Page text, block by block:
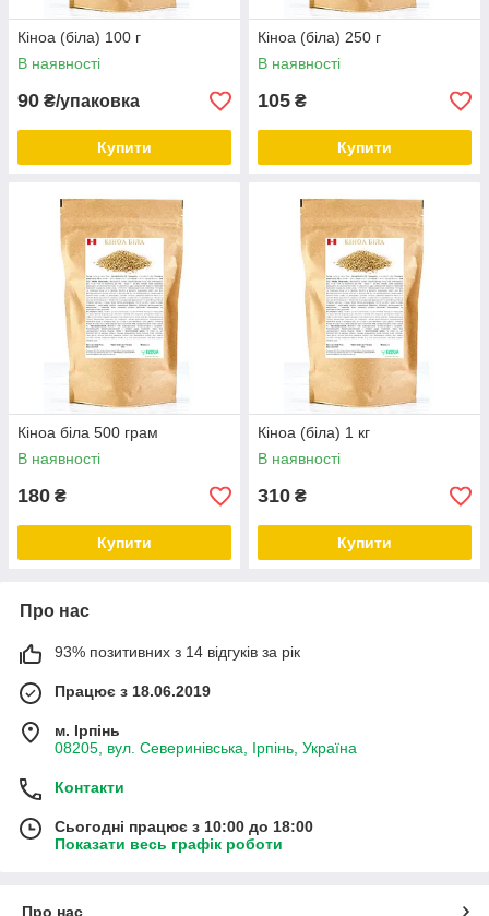
Кіноа (біла) 100 г
В наявності
90 ₴/упаковка
Купити
Кіноа (біла) 250 г
В наявності
105 ₴
Купити
Кіноа біла 500 грам
В наявності
180 ₴
Купити
Кіноа (біла) 1 кг
В наявності
310 ₴
Купити
Про нас
93% позитивних з 14 відгуків за рік
Працює з 18.06.2019
м. Ірпінь
08205, вул. Северинівська, Ірпінь, Україна
Контакти
Сьогодні працює з 10:00 до 18:00
Показати весь графік роботи
Про нас